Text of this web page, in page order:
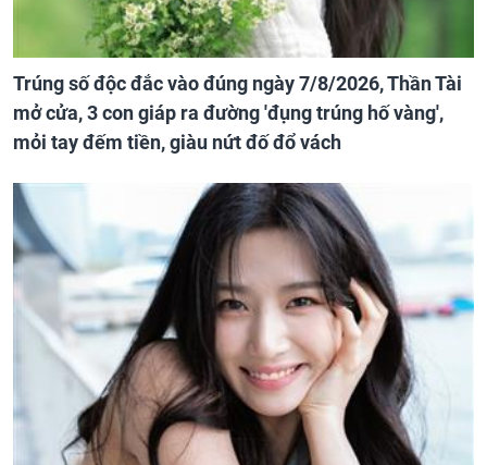
Trúng số độc đắc vào đúng ngày 7/8/2026, Thần Tài
mở cửa, 3 con giáp ra đường 'đụng trúng hố vàng',
mỏi tay đếm tiền, giàu nứt đố đổ vách